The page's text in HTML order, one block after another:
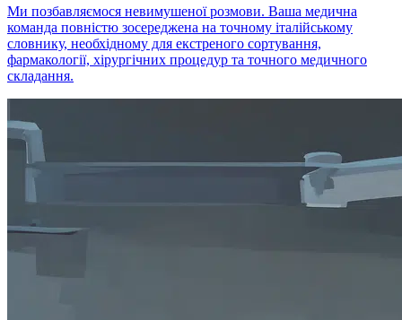
Ми позбавляємося невимушеної розмови. Ваша медична
команда повністю зосереджена на точному італійському
словнику, необхідному для екстреного сортування,
фармакології, хірургічних процедур та точного медичного
складання.